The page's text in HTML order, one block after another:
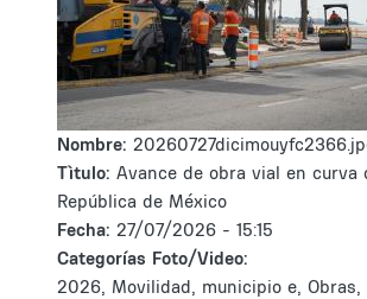
Nombre:
Tìtulo: Avance de obra vial en curva
República de México
Fecha: 27/07/2026 - 15:15
Categorías Foto/Video:
2026, Movilidad, municipio e, Obras,